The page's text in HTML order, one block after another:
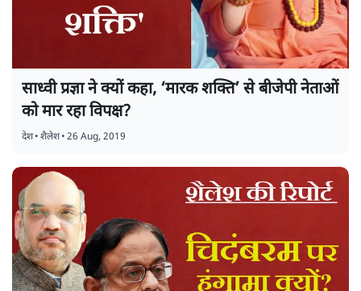
साध्वी प्रज्ञा ने क्यों कहा, ‘मारक शक्ति’ से बीजेपी नेताओं
को मार रहा विपक्ष?
देश•शैलेश•26 Aug, 2019